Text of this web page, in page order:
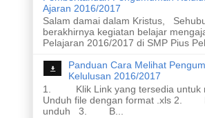
Ajaran 2016/2017
Salam damai dalam Kristus,
berakhirnya kegiatan belajar
Pelajaran 2016/2017 di SMP Pius
Panduan Cara Melihat
Kelulusan 2016/2017
1. Klik Link yang tersedia untuk
Unduh file dengan format .xls 2.
unduh 3. B...